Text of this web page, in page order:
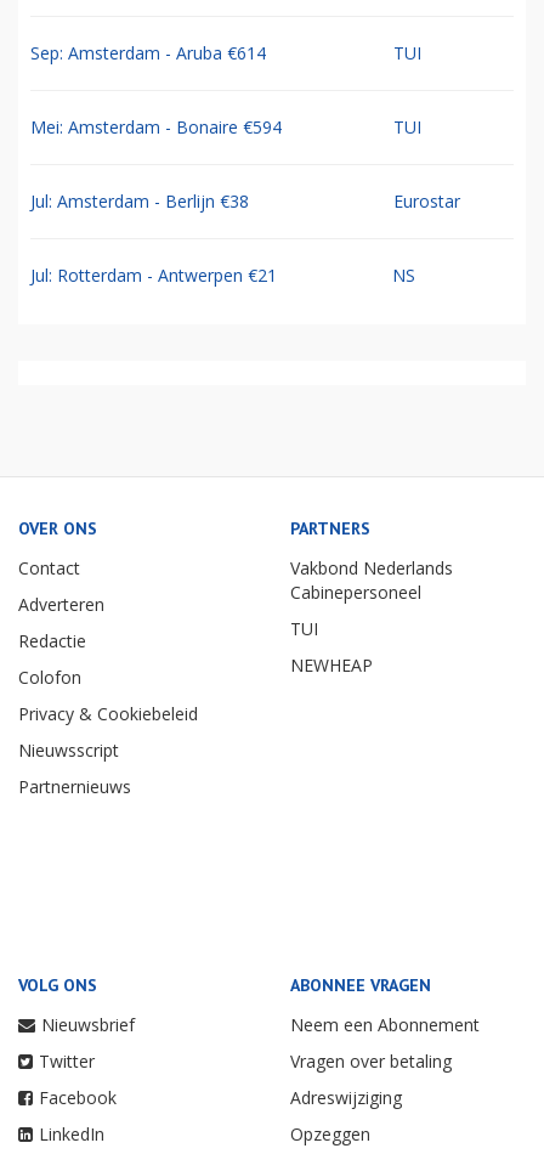
Sep: Amsterdam - Aruba €614 TUI
Mei: Amsterdam - Bonaire €594 TUI
Jul: Amsterdam - Berlijn €38 Eurostar
Jul: Rotterdam - Antwerpen €21 NS
OVER ONS
Contact
Adverteren
Redactie
Colofon
Privacy & Cookiebeleid
Nieuwsscript
Partnernieuws
PARTNERS
Vakbond Nederlands
Cabinepersoneel
TUI
NEWHEAP
VOLG ONS
Nieuwsbrief
Twitter
Facebook
LinkedIn
ABONNEE VRAGEN
Neem een Abonnement
Vragen over betaling
Adreswijziging
Opzeggen